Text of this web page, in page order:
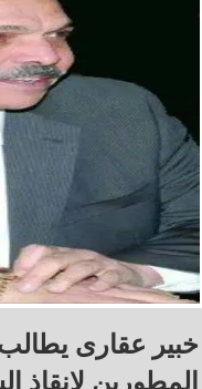
خبير عقارى يطالب
المطورين لإنقاذ